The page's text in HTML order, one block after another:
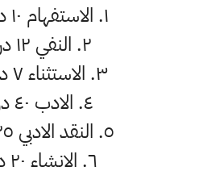
١. الاستفهام ١٠ درجات
٢. النفي ١٢ درجة
٣. الاستثناء ٧ درجات
٤. الادب ٤٠ درجة
٥. النقد الادبي ٢٥ درجة
٦. الانشاء ٢٠ درجة